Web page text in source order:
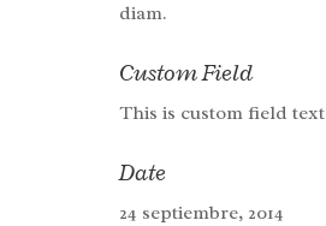
diam.
Custom Field
This is custom field text
Date
24 septiembre, 2014